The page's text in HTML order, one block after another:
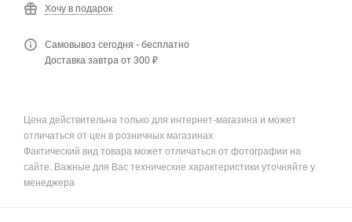
Хочу в подарок
Самовывоз сегодня - бесплатно
Доставка завтра от 300 ₽
Цена действительна только для интернет-магазина и может
отличаться от цен в розничных магазинах
Фактический вид товара может отличаться от фотографии на
сайте. Важные для Вас технические характеристики уточняйте у
менеджера